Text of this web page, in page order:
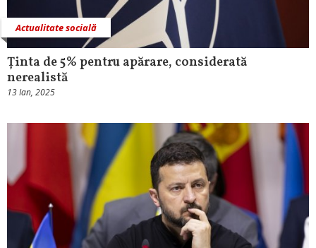
Actualitate socială
Ținta de 5% pentru apărare, considerată
nerealistă
13 Ian, 2025